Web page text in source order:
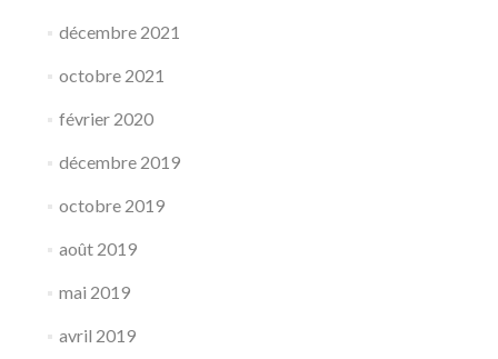
décembre 2021
octobre 2021
février 2020
décembre 2019
octobre 2019
août 2019
mai 2019
avril 2019